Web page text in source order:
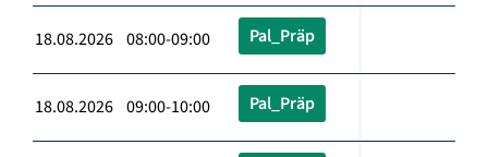
18.08.2026 08:00-09:00 Pal_Präp
18.08.2026 09:00-10:00 Pal_Präp